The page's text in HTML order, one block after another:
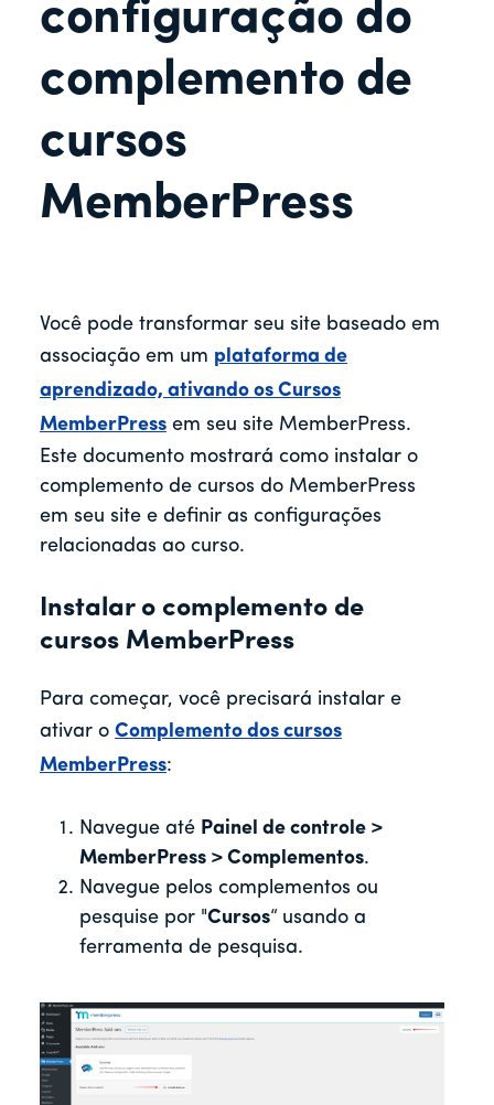
configuração do
complemento de
cursos
MemberPress
Você pode transformar seu site baseado em
associação em um plataforma de
aprendizado, ativando os Cursos
MemberPress em seu site MemberPress.
Este documento mostrará como instalar o
complemento de cursos do MemberPress
em seu site e definir as configurações
relacionadas ao curso.
Instalar o complemento de
cursos MemberPress
Para começar, você precisará instalar e
ativar o Complemento dos cursos
MemberPress:
Navegue até Painel de controle >
MemberPress > Complementos.
Navegue pelos complementos ou
pesquise por "Cursos“ usando a
ferramenta de pesquisa.